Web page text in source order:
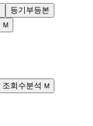
등기부등본
M
조회수분석 M